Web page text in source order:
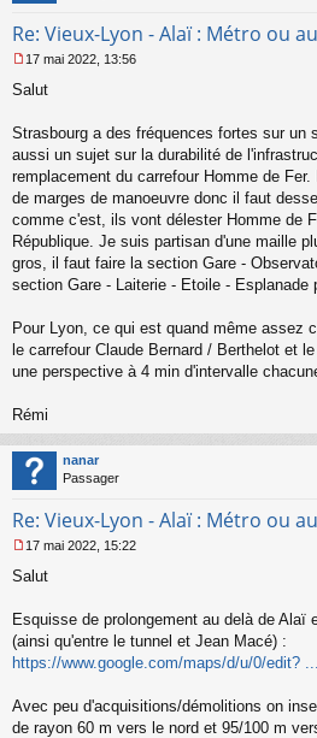
Re: Vieux-Lyon - Alaï : Métro ou
e
s
g
e
n
o
n
u
17 mai 2022, 13:56
Salut
Strasbourg a des fréquences fortes sur un
aussi un sujet sur la durabilité de
remplacement du carrefour Homme de
de marges de manoeuvre donc il faut
comme c'est, ils vont délester Homme de
République. Je suis partisan d'une maille
gros, il faut faire la section Gare -
section Gare - Laiterie - Etoile - Esplanade
Pour Lyon, ce qui est quand même assez
le carrefour Claude Bernard / Berthelot et
une perspective à 4 min d'intervalle
Rémi
nanar
Passager
Re: Vieux-Lyon - Alaï : Métro ou
e
s
a
g
e
o
n
17 mai 2022, 15:22
Salut
Esquisse de prolongement au delà de Alaï
(ainsi qu'entre le tunnel et Jean Macé) :
https://www.google.com/maps/d/u/0/edit?
Avec peu d'acquisitions/démolitions on
de rayon 60 m vers le nord et 95/100 m